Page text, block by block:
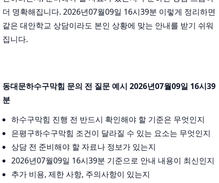
더 명확해집니다. 2026년07월09일 16시39분 이렇게 정리하면
같은 대안학교 상담이라도 본인 상황에 맞는 안내를 받기 쉬워
집니다.
동대문하수구막힘 문의 전 질문 예시 2026년07월09일 16시39
분
하수구막힘 진행 전 반드시 확인해야 할 기준은 무엇인지
은평구하수구막힘 조건이 달라질 수 있는 요소는 무엇인지
상담 전 준비해야 할 자료나 정보가 있는지
2026년07월09일 16시39분 기준으로 안내 내용이 최신인지
추가 비용, 제한 사항, 주의사항이 있는지